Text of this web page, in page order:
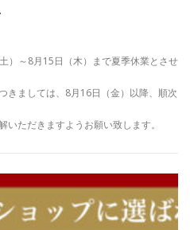
）～8月15日（木）まで夏季休業とさせ
きましては、8月16日（金）以降、順次
ただきますようお願い致します。